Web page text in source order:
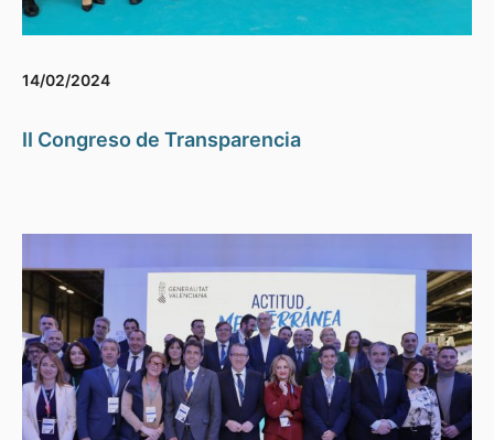
14/02/2024
II Congreso de Transparencia